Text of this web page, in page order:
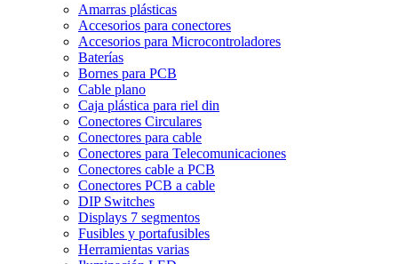
Amarras plásticas
Accesorios para conectores
Accesorios para Microcontroladores
Baterías
Bornes para PCB
Cable plano
Caja plástica para riel din
Conectores Circulares
Conectores para cable
Conectores para Telecomunicaciones
Conectores cable a PCB
Conectores PCB a cable
DIP Switches
Displays 7 segmentos
Fusibles y portafusibles
Herramientas varias